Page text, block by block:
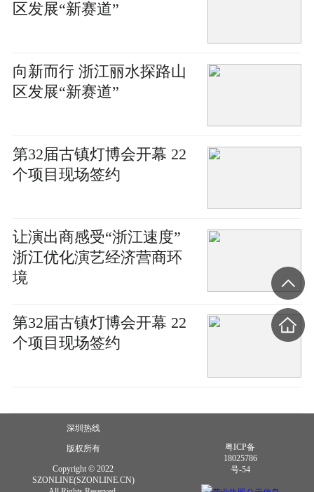
区发展“新赛道”
向新而行 浙江丽水探路山
区发展“新赛道”
第32届古镇灯博会开幕 22
个项目现场签约
让演出商感受“浙江速度”
浙江优化演艺经济营商环
境
第32届古镇灯博会开幕 22
个项目现场签约
深圳热线
版权所有
Copyright © 2022
SZONLINE(SZONLINE.CN)
粤ICP备
18025786
号-54